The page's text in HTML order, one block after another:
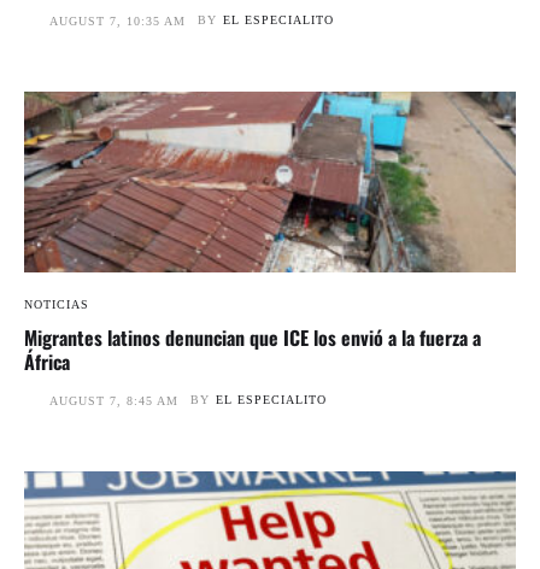
AUGUST 7, 10:35 AM BY EL ESPECIALITO
NOTICIAS
Migrantes latinos denuncian que ICE los envió a la fuerza a
África
AUGUST 7, 8:45 AM BY EL ESPECIALITO